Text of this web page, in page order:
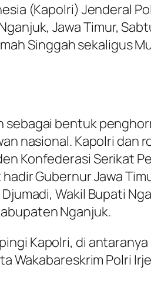
(Kapolri) Jenderal
Jawa Timur,
Singgah sekaligus
sebagai bentuk
nasional. Kapolri dan
Konfederasi Serikat
Gubernur Jawa
Wakil Bupati
Nganjuk.
Kapolri, di
Wakabareskrim Polri